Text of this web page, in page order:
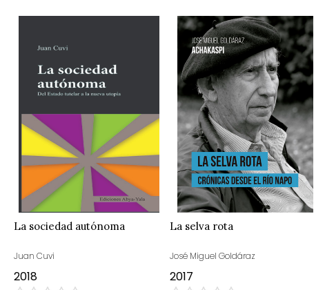
La sociedad autónoma
Juan Cuvi
2018
La selva rota
José Miguel Goldáraz
2017